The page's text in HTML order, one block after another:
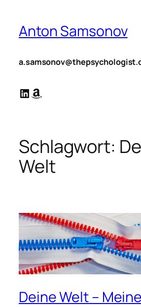
springen
Anton Samsonov
LinkedIn
Amazon
Schlagwort:
Welt
Deine Welt –